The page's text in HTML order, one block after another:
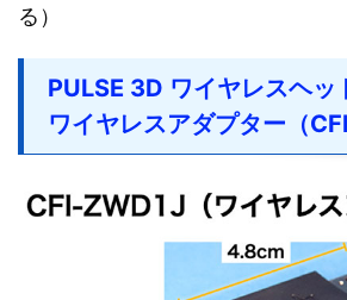
る）
PULSE 3D ワイヤレスヘッ
ワイヤレスアダプター（